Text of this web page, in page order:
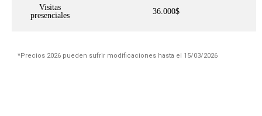
Visitas
presenciales
36.000$
*Precios 2026 pueden sufrir modificaciones hasta el 15/03/2026